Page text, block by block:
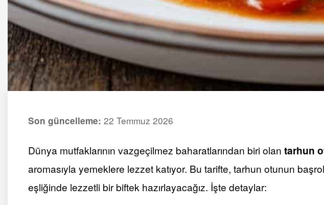
Son güncelleme: 22 Temmuz 2026
Dünya mutfaklarının vazgeçilmez baharatlarından biri olan tarhun
aromasıyla yemeklere lezzet katıyor. Bu tarifte, tarhun otunun
eşliğinde lezzetli bir biftek hazırlayacağız. İşte detaylar: